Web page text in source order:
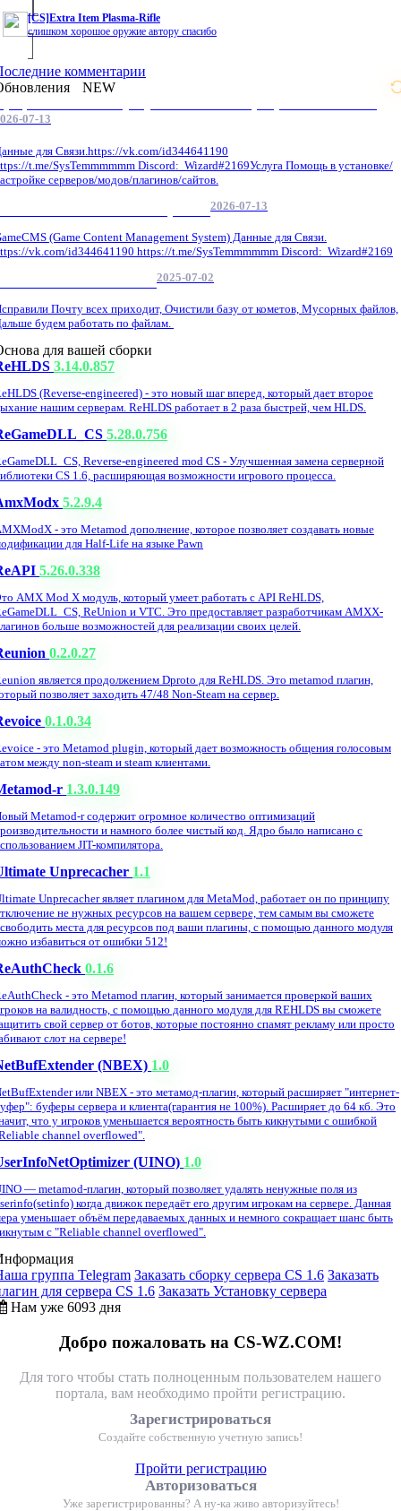
[CS]Extra Item Plasma-Rifle
слишком хорошое оружие автору спасибо
комментарии
NEW
07-13
для Связи.https://vk.com/id344641190
t.me/SysTemmmmmm Discord: Wizard#2169Услуга Помощь в установке/
серверов/модов/плагинов/сайтов.
2026-07-13
(Game Content Management System) Данные для Связи.
vk.com/id344641190 https://t.me/SysTemmmmmm Discord: Wizard#2169
2025-07-02
Почту всех приходит, Очистили базу от кометов, Мусорных файлов,
будем работать по файлам.
для вашей сборки
3.14.0.857
(Reverse-engineered) - это новый шаг вперед, который дает второе
нашим серверам. ReHLDS работает в 2 раза быстрей, чем HLDS.
5.28.0.756
Reverse-engineered mod CS - Улучшенная замена серверной
CS 1.6, расширяющая возможности игрового процесса.
5.2.9.4
- это Metamod дополнение, которое позволяет создавать новые
для Half-Life на языке Pawn
5.26.0.338
AMX Mod X модуль, который умеет работать с API ReHLDS,
ReUnion и VTC. Это предоставляет разработчикам AMXX-
больше возможностей для реализации своих целей.
0.2.0.27
является продолжением Dproto для ReHLDS. Это metamod плагин,
позволяет заходить 47/48 Non-Steam на сервер.
0.1.0.34
- это Metamod plugin, который дает возможность общения голосовым
между non-steam и steam клиентами.
r 1.3.0.149
Metamod-r содержит огромное количество оптимизаций
и намного более чистый код. Ядро было написано с
JIT-компилятора.
Unprecacher 1.1
Unprecacher являет плагином для MetaMod, работает он по принципу
не нужных ресурсов на вашем сервере, тем самым вы сможете
места для ресурсов под ваши плагины, с помощью данного модуля
избавиться от ошибки 512!
0.1.6
- это Metamod плагин, который занимается проверкой ваших
на валидность, с помощью данного модуля для REHLDS вы сможете
свой сервер от ботов, которые постоянно спамят рекламу или просто
слот на сервере!
(NBEX) 1.0
или NBEX - это метамод-плагин, который расширяет "интернет-
буферы сервера и клиента(гарантия не 100%). Расширяет до 64 кб. Это
что у игроков уменьшается вероятность быть кикнутыми с ошибкой
channel overflowed".
(UINO) 1.0
— metamod-плагин, который позволяет удалять ненужные поля из
когда движок передаёт его другим игрокам на сервере. Данная
уменьшает объём передаваемых данных и немного сокращает шанс быть
с "Reliable channel overflowed".
группа Telegram Заказать сборку сервера CS 1.6 Заказать
для сервера CS 1.6 Заказать Установку сервера
Нам уже 6093 дня
Добро пожаловать на CS-WZ.COM!
Для того чтобы стать полноценным пользователем нашего
портала, вам необходимо пройти регистрацию.
Зарегистрироваться
Создайте собственную учетную запись!
Пройти регистрацию
Авторизоваться
Уже зарегистрированны? А ну-ка живо авторизуйтесь!